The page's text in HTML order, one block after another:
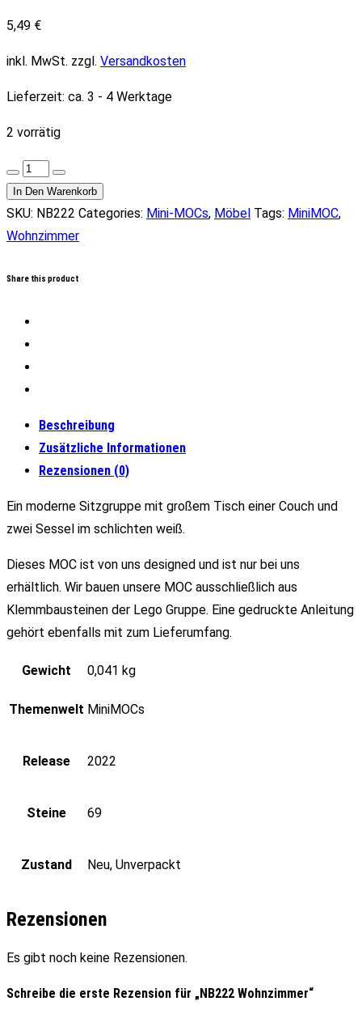
5,49 €
inkl. MwSt. zzgl. Versandkosten
Lieferzeit: ca. 3 - 4 Werktage
2 vorrätig
NB222
Wohnzimmer
Menge
In Den Warenkorb
SKU: NB222 Categories: Mini-MOCs, Möbel Tags: MiniMOC,
Wohnzimmer
Share this product
Beschreibung
Zusätzliche Informationen
Rezensionen (0)
Ein moderne Sitzgruppe mit großem Tisch einer Couch und
zwei Sessel im schlichten weiß.
Dieses MOC ist von uns designed und ist nur bei uns
erhältlich. Wir bauen unsere MOC ausschließlich aus
Klemmbausteinen der Lego Gruppe. Eine gedruckte Anleitung
gehört ebenfalls mit zum Lieferumfang.
Gewicht 0,041 kg
Themenwelt MiniMOCs
Release 2022
Steine 69
Zustand Neu, Unverpackt
Rezensionen
Es gibt noch keine Rezensionen.
Schreibe die erste Rezension für „NB222 Wohnzimmer“